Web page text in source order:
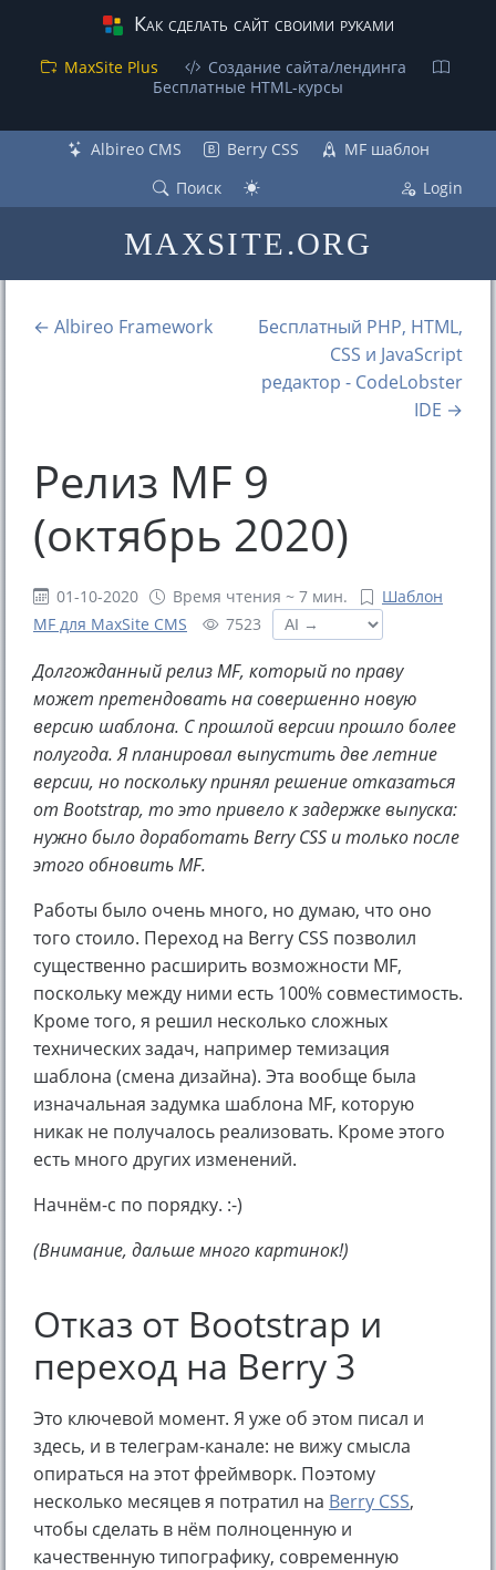
Как сделать сайт своими руками
MaxSite Plus
Создание сайта/лендинга
Бесплатные НТML-курсы
MAXSITE.ORG
Albireo CMS Berry CSS
MF шаблон
Поиск
Login
← Albireo Framework
Бесплатный PHP, HTML,
CSS и JavaScript
редактор - CodeLobster
IDE →
Релиз MF 9
(октябрь 2020)
01-10-2020 Время чтения ~ 7 мин.
Шаблон
MF для MaxSite CMS
7523
Долгожданный релиз MF, который по праву
может претендовать на совершенно новую
версию шаблона. С прошлой версии прошло более
полугода. Я планировал выпустить две летние
версии, но поскольку принял решение отказаться
от Bootstrap, то это привело к задержке выпуска:
нужно было доработать Berry CSS и только после
этого обновить MF.
Работы было очень много, но думаю, что оно
того стоило. Переход на Berry CSS позволил
существенно расширить возможности MF,
поскольку между ними есть 100% совместимость.
Кроме того, я решил несколько сложных
технических задач, например темизация
шаблона (смена дизайна). Эта вообще была
изначальная задумка шаблона MF, которую
никак не получалось реализовать. Кроме этого
есть много других изменений.
Начнём-с по порядку. :-)
(Внимание, дальше много картинок!)
Отказ от Bootstrap и
переход на Berry 3
Это ключевой момент. Я уже об этом писал и
здесь, и в телеграм-канале: не вижу смысла
опираться на этот фреймворк. Поэтому
несколько месяцев я потратил на Berry CSS,
чтобы сделать в нём полноценную и
качественную типографику, современную